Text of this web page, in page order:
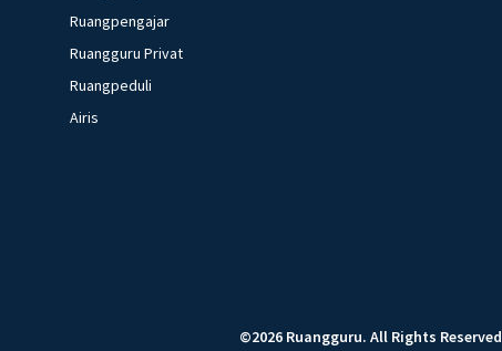
Ruangpengajar
Ruangguru Privat
Ruangpeduli
Airis
©2026 Ruangguru. All Rights Reserved